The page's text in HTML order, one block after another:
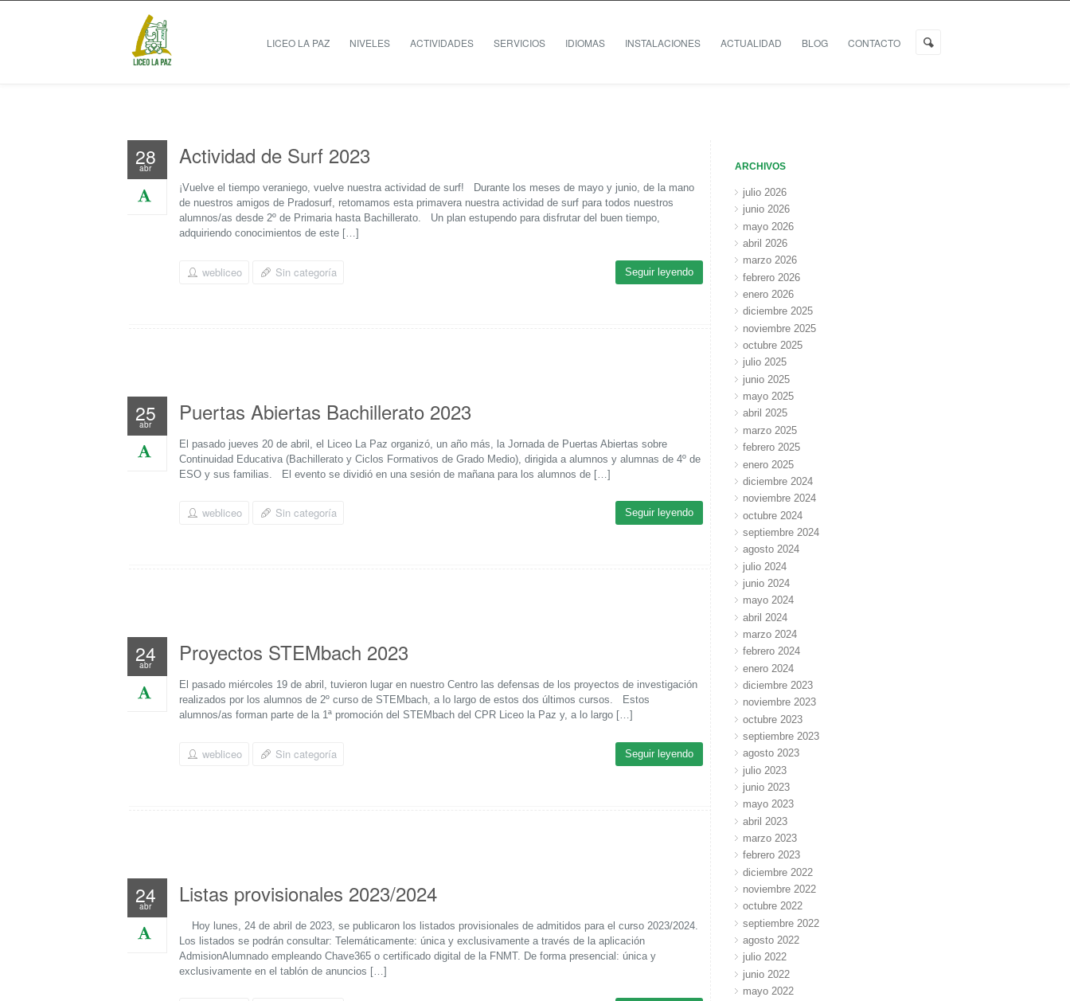
LICEO LA PAZ NIVELES ACTIVIDADES SERVICIOS IDIOMAS INSTALACIONES ACTUALIDAD BLOG CONTACTO
28
abr Actividad de Surf 2023
¡Vuelve el tiempo veraniego, vuelve nuestra actividad de surf! Durante los meses de mayo y junio, de la mano
de nuestros amigos de Pradosurf, retomamos esta primavera nuestra actividad de surf para todos nuestros
alumnos/as desde 2º de Primaria hasta Bachillerato. Un plan estupendo para disfrutar del buen tiempo,
adquiriendo conocimientos de este […]
webliceo Sin categoría Seguir leyendo
25
abr Puertas Abiertas Bachillerato 2023
El pasado jueves 20 de abril, el Liceo La Paz organizó, un año más, la Jornada de Puertas Abiertas sobre
Continuidad Educativa (Bachillerato y Ciclos Formativos de Grado Medio), dirigida a alumnos y alumnas de 4º de
ESO y sus familias. El evento se dividió en una sesión de mañana para los alumnos de […]
webliceo Sin categoría Seguir leyendo
24
abr Proyectos STEMbach 2023
El pasado miércoles 19 de abril, tuvieron lugar en nuestro Centro las defensas de los proyectos de investigación
realizados por los alumnos de 2º curso de STEMbach, a lo largo de estos dos últimos cursos. Estos
alumnos/as forman parte de la 1ª promoción del STEMbach del CPR Liceo la Paz y, a lo largo […]
webliceo Sin categoría Seguir leyendo
24
abr Listas provisionales 2023/2024
Hoy lunes, 24 de abril de 2023, se publicaron los listados provisionales de admitidos para el curso 2023/2024.
Los listados se podrán consultar: Telemáticamente: única y exclusivamente a través de la aplicación
AdmisionAlumnado empleando Chave365 o certificado digital de la FNMT. De forma presencial: única y
exclusivamente en el tablón de anuncios […]
ARCHIVOS
julio 2026
junio 2026
mayo 2026
abril 2026
marzo 2026
febrero 2026
enero 2026
diciembre 2025
noviembre 2025
octubre 2025
julio 2025
junio 2025
mayo 2025
abril 2025
marzo 2025
febrero 2025
enero 2025
diciembre 2024
noviembre 2024
octubre 2024
septiembre 2024
agosto 2024
julio 2024
junio 2024
mayo 2024
abril 2024
marzo 2024
febrero 2024
enero 2024
diciembre 2023
noviembre 2023
octubre 2023
septiembre 2023
agosto 2023
julio 2023
junio 2023
mayo 2023
abril 2023
marzo 2023
febrero 2023
diciembre 2022
noviembre 2022
octubre 2022
septiembre 2022
agosto 2022
julio 2022
junio 2022
mayo 2022